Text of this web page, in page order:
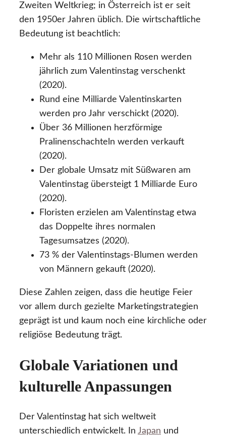
Zweiten Weltkrieg; in Österreich ist er seit
den 1950er Jahren üblich. Die wirtschaftliche
Bedeutung ist beachtlich:
Mehr als 110 Millionen Rosen werden
jährlich zum Valentinstag verschenkt
(2020).
Rund eine Milliarde Valentinskarten
werden pro Jahr verschickt (2020).
Über 36 Millionen herzförmige
Pralinenschachteln werden verkauft
(2020).
Der globale Umsatz mit Süßwaren am
Valentinstag übersteigt 1 Milliarde Euro
(2020).
Floristen erzielen am Valentinstag etwa
das Doppelte ihres normalen
Tagesumsatzes (2020).
73 % der Valentinstags-Blumen werden
von Männern gekauft (2020).
Diese Zahlen zeigen, dass die heutige Feier
vor allem durch gezielte Marketingstrategien
geprägt ist und kaum noch eine kirchliche oder
religiöse Bedeutung trägt.
Globale Variationen und
kulturelle Anpassungen
Der Valentinstag hat sich weltweit
unterschiedlich entwickelt. In Japan und